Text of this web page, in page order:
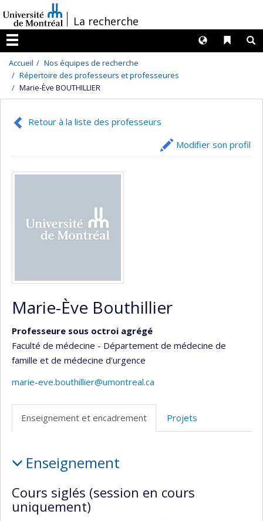
au
contenu
/La recherche
Menu
Liens
Langues
Accueil
Nos équipes de recherche
Répertoire des professeurs et professeures
Marie-Ève BOUTHILLIER
Retour à la liste des professeurs
Modifier son profil
Marie-Ève Bouthillier
Professeure sous octroi agrégé
Faculté de médecine - Département de médecine de
famille et de médecine d'urgence
marie-eve.bouthillier@umontreal.ca
Enseignement et encadrement Projets
et
encadrement
Enseignement
Cours siglés (session en cours
uniquement)